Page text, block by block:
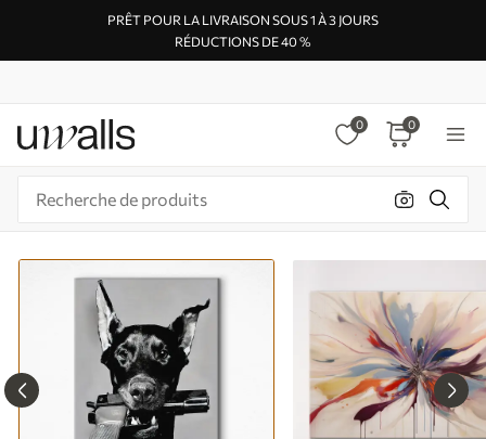
PRÊT POUR LA LIVRAISON SOUS 1 À 3 JOURS
RÉDUCTIONS DE 40 %
0 0